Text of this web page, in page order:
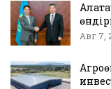
Авг 7,